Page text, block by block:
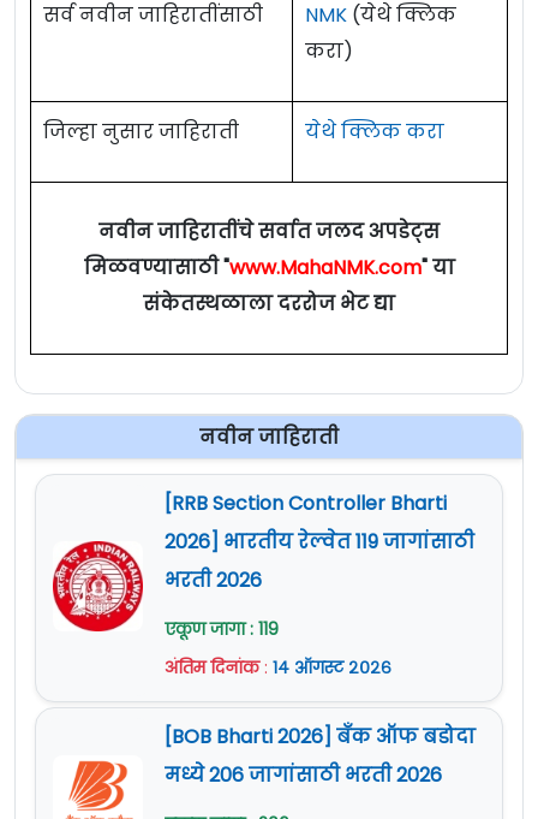
सर्व नवीन जाहिरातींसाठी NMK (येथे क्लिक
करा)
जिल्हा नुसार जाहिराती येथे क्लिक करा
नवीन जाहिरातींचे सर्वात जलद अपडेट्स
मिळवण्यासाठी "www.MahaNMK.com" या
संकेतस्थळाला दररोज भेट द्या
नवीन जाहिराती
[RRB Section Controller Bharti
2026] भारतीय रेल्वेत 119 जागांसाठी
भरती 2026
एकूण जागा : 119
अंतिम दिनांक: १४ ऑगस्ट २०२६
[BOB Bharti 2026] बँक ऑफ बडोदा
मध्ये 206 जागांसाठी भरती 2026